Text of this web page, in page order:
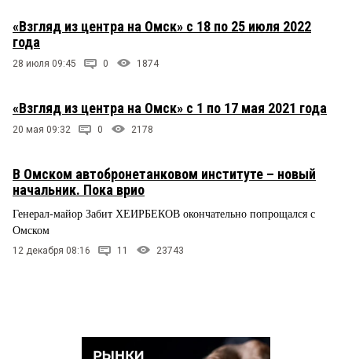
«Взгляд из центра на Омск» с 18 по 25 июля 2022
года
28 июля 09:45 0 1874
«Взгляд из центра на Омск» с 1 по 17 мая 2021 года
20 мая 09:32 0 2178
В Омском автобронетанковом институте – новый
начальник. Пока врио
Генерал-майор Забит ХЕИРБЕКОВ окончательно попрощался с
Омском
12 декабря 08:16 11 23743